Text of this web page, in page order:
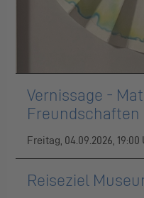
Vernissage -
Freundschaften
Freitag, 04.09.2026, 19:00
Reiseziel